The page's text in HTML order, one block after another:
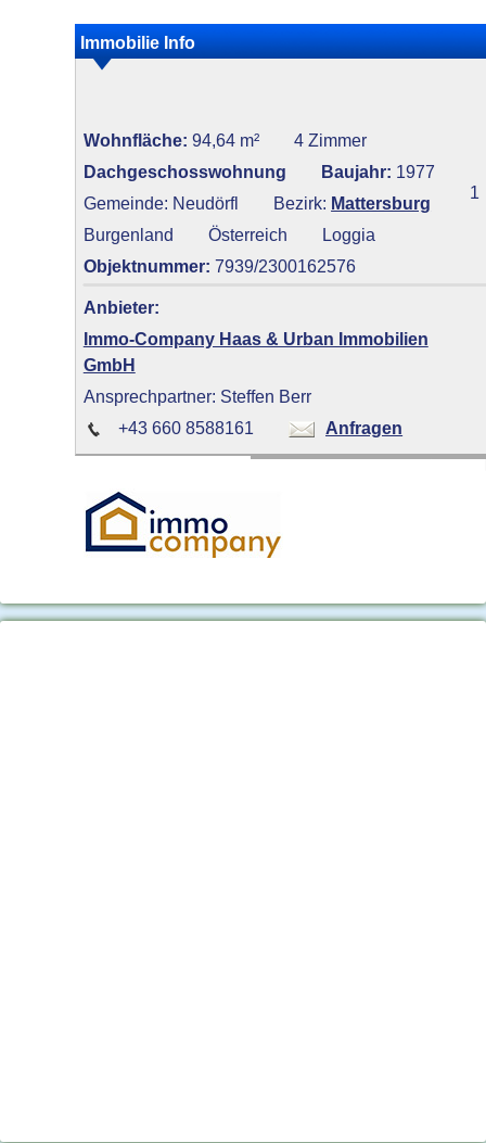
Immobilie Info
Wohnfläche: 94,64 m²
4 Zimmer
Dachgeschosswohnung
Baujahr: 1977
Gemeinde: Neudörfl
Bezirk: Mattersburg
Burgenland
Österreich
Objektnummer: 7939/2300162576
1
Loggia
Anbieter:
Immo-Company Haas & Urban Immobilien
GmbH
Ansprechpartner: Steffen Berr
+43 660 8588161
Anfragen